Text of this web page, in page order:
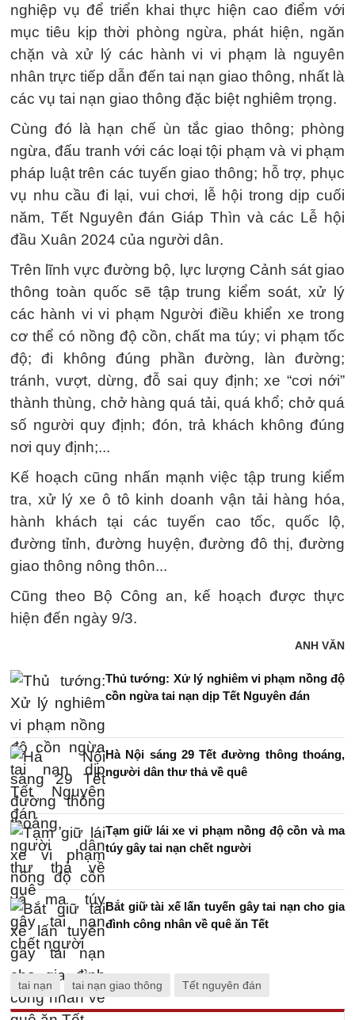
nghiệp vụ để triển khai thực hiện cao điểm với
mục tiêu kịp thời phòng ngừa, phát hiện, ngăn
chặn và xử lý các hành vi vi phạm là nguyên
nhân trực tiếp dẫn đến tai nạn giao thông, nhất là
các vụ tai nạn giao thông đặc biệt nghiêm trọng.
Cùng đó là hạn chế ùn tắc giao thông; phòng
ngừa, đấu tranh với các loại tội phạm và vi phạm
pháp luật trên các tuyến giao thông; hỗ trợ, phục
vụ nhu cầu đi lại, vui chơi, lễ hội trong dịp cuối
năm, Tết Nguyên đán Giáp Thìn và các Lễ hội
đầu Xuân 2024 của người dân.
Trên lĩnh vực đường bộ, lực lượng Cảnh sát giao
thông toàn quốc sẽ tập trung kiểm soát, xử lý
các hành vi vi phạm Người điều khiển xe trong
cơ thể có nồng độ cồn, chất ma túy; vi phạm tốc
độ; đi không đúng phần đường, làn đường;
tránh, vượt, dừng, đỗ sai quy định; xe “cơi nới”
thành thùng, chở hàng quá tải, quá khổ; chở quá
số người quy định; đón, trả khách không đúng
nơi quy định;...
Kế hoạch cũng nhấn mạnh việc tập trung kiểm
tra, xử lý xe ô tô kinh doanh vận tải hàng hóa,
hành khách tại các tuyến cao tốc, quốc lộ,
đường tỉnh, đường huyện, đường đô thị, đường
giao thông nông thôn...
Cũng theo Bộ Công an, kế hoạch được thực
hiện đến ngày 9/3.
ANH VĂN
Thủ tướng: Xử lý nghiêm vi phạm nồng độ
cồn ngừa tai nạn dịp Tết Nguyên đán
Hà Nội sáng 29 Tết đường thông thoáng,
người dân thư thả về quê
Tạm giữ lái xe vi phạm nồng độ cồn và ma
túy gây tai nạn chết người
Bắt giữ tài xế lấn tuyến gây tai nạn cho gia
đình công nhân về quê ăn Tết
tai nạn tai nạn giao thông Tết nguyên đán